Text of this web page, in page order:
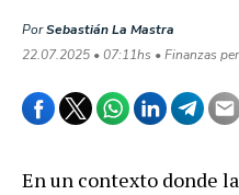
PorSebastián La Mastra
22.07.2025 • 07:11hs • Finanzas
En un contexto donde